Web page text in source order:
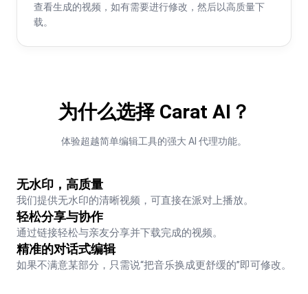
查看生成的视频，如有需要进行修改，然后以高质量下
载。
为什么选择 Carat AI？
体验超越简单编辑工具的强大 AI 代理功能。
无水印，高质量
我们提供无水印的清晰视频，可直接在派对上播放。
轻松分享与协作
通过链接轻松与亲友分享并下载完成的视频。
精准的对话式编辑
如果不满意某部分，只需说“把音乐换成更舒缓的”即可修改。